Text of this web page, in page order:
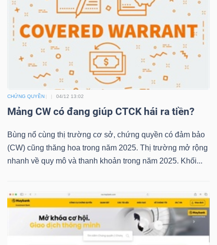
CHỨNG QUYỀN 04/12 13:02
Mảng CW có đang giúp CTCK hái ra tiền?
Bùng nổ cùng thị trường cơ sở, chứng quyền có đảm bảo
(CW) cũng thăng hoa trong năm 2025. Thị trường mở rộng
nhanh về quy mô và thanh khoản trong năm 2025. Khối...
CÔNG
CỤ
ĐẦU
XUẤT
DỮ
LIỆU
(-)
SECTOR